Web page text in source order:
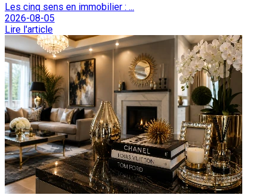
Les cinq sens en immobilier : ...
2026-08-05
Lire l'article